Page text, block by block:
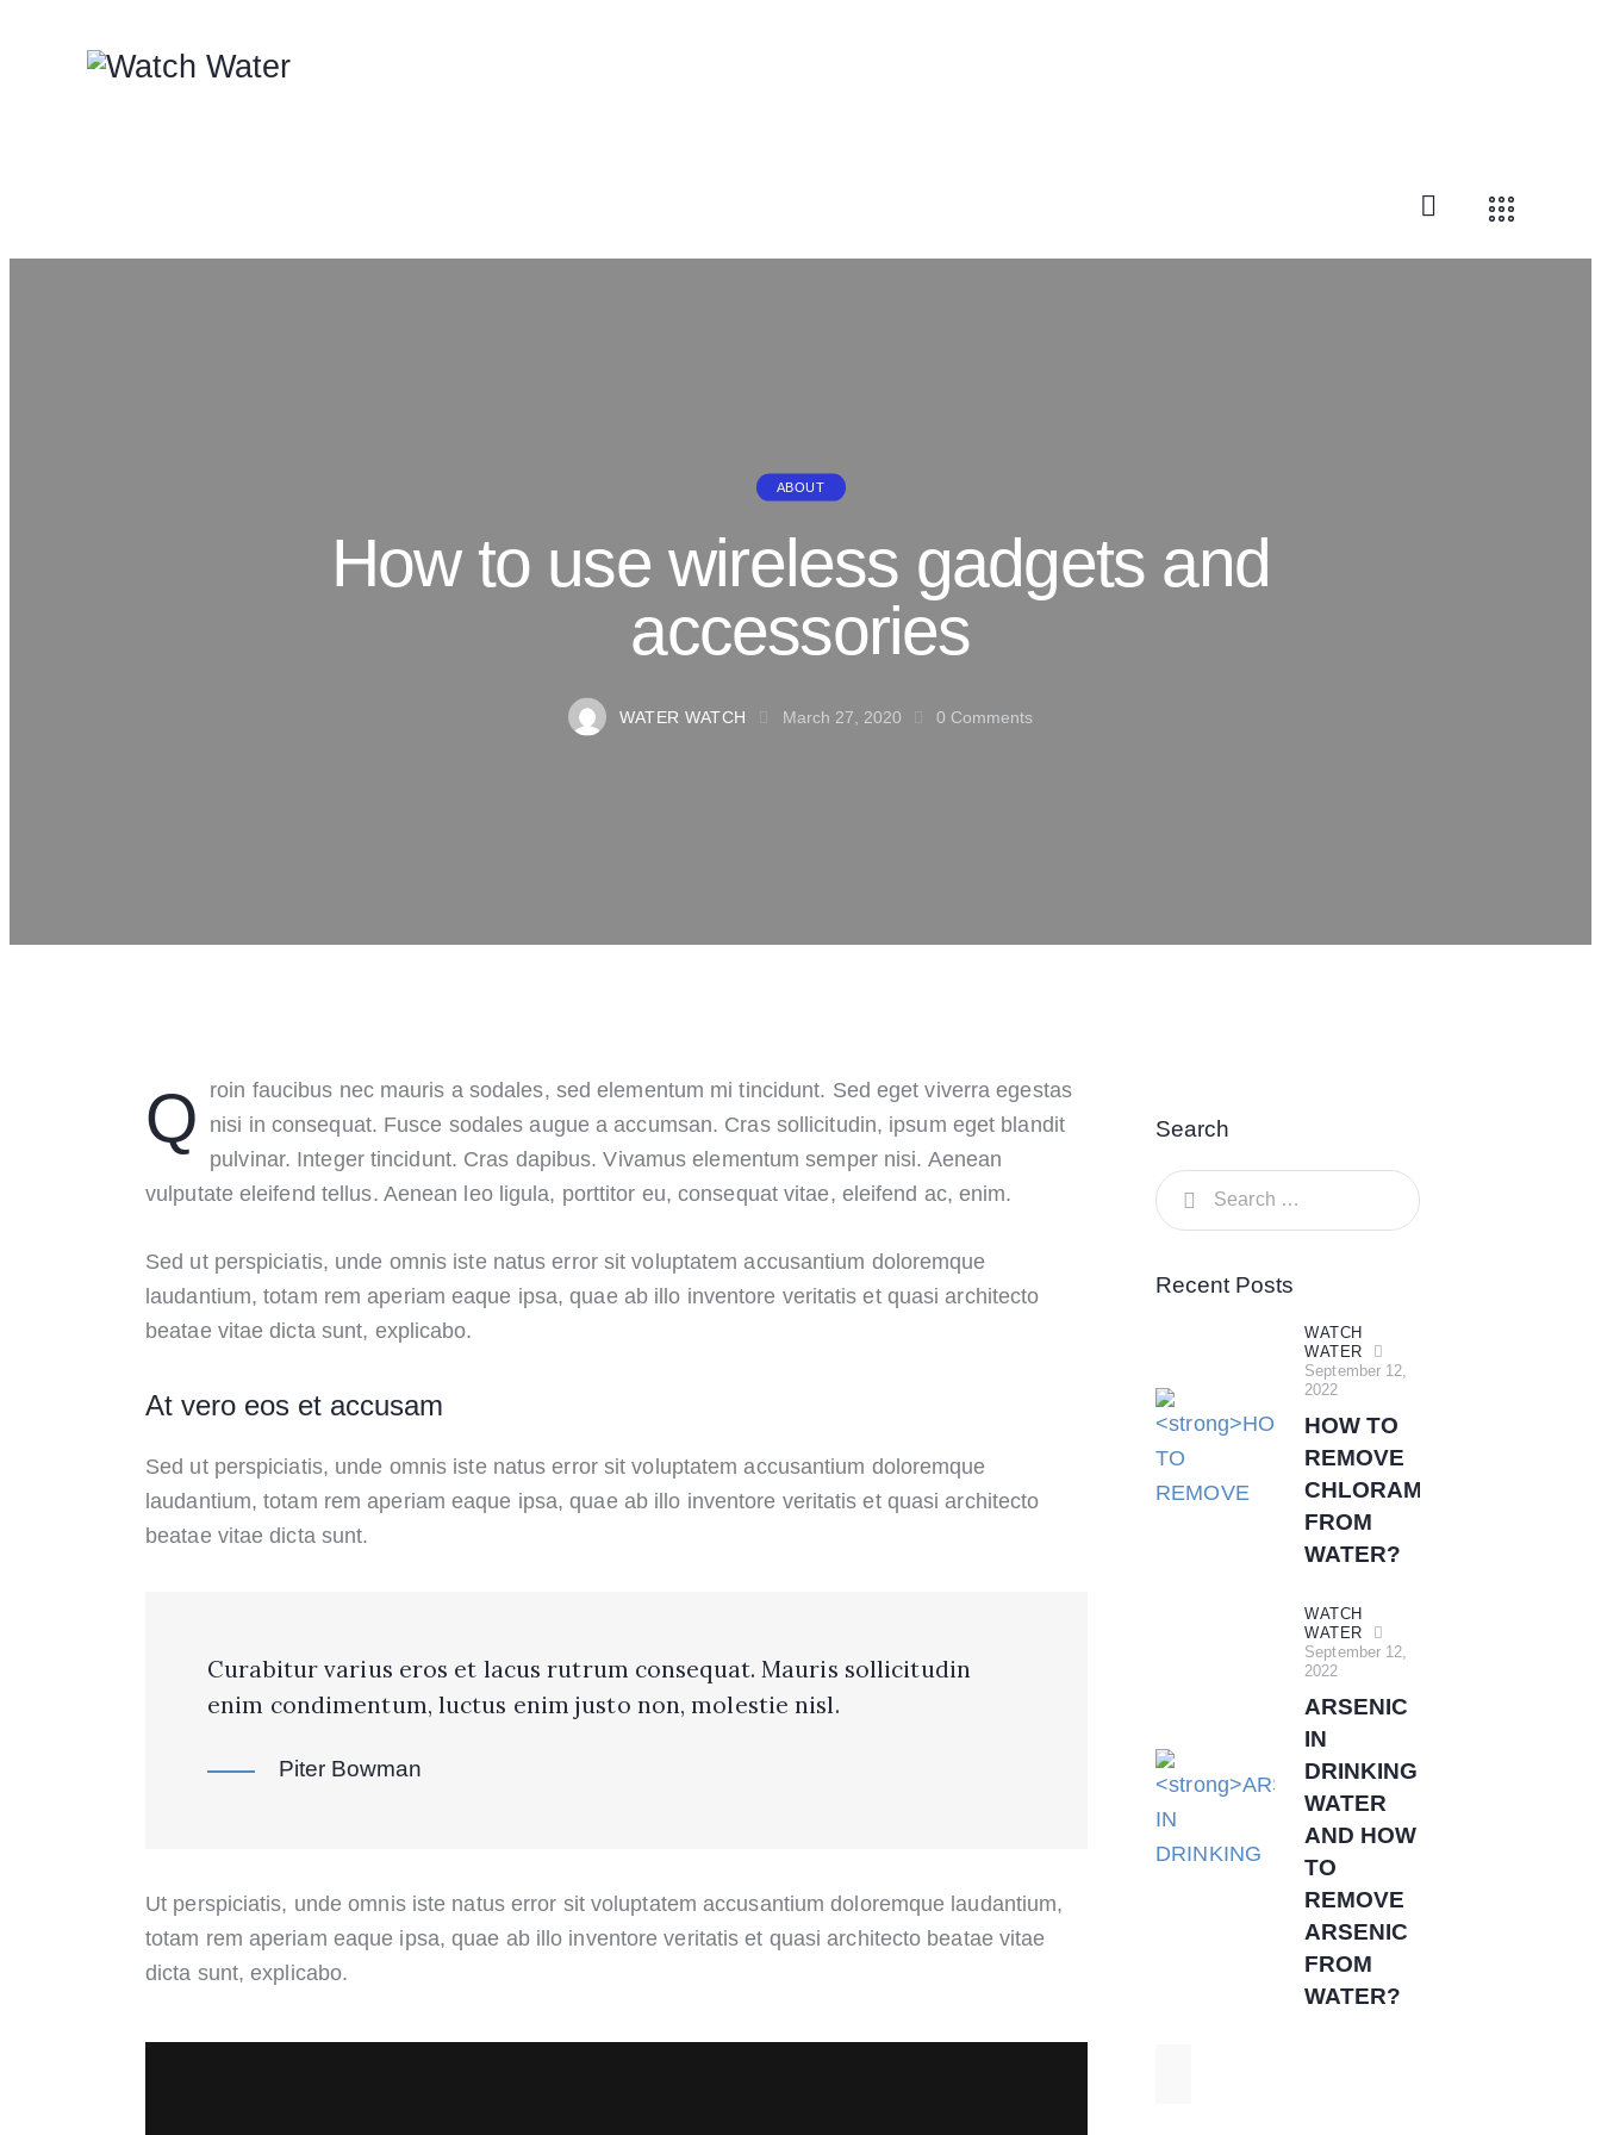
ABOUT
How to use wireless gadgets and
accessories
WATER WATCH March 27, 2020 0 Comments
Qroin faucibus nec mauris a sodales, sed elementum mi tincidunt. Sed eget viverra egestas
nisi in consequat. Fusce sodales augue a accumsan. Cras sollicitudin, ipsum eget blandit
pulvinar. Integer tincidunt. Cras dapibus. Vivamus elementum semper nisi. Aenean
vulputate eleifend tellus. Aenean leo ligula, porttitor eu, consequat vitae, eleifend ac, enim.
Sed ut perspiciatis, unde omnis iste natus error sit voluptatem accusantium doloremque
laudantium, totam rem aperiam eaque ipsa, quae ab illo inventore veritatis et quasi architecto
beatae vitae dicta sunt, explicabo.
At vero eos et accusam
Sed ut perspiciatis, unde omnis iste natus error sit voluptatem accusantium doloremque
laudantium, totam rem aperiam eaque ipsa, quae ab illo inventore veritatis et quasi architecto
beatae vitae dicta sunt.
Curabitur varius eros et lacus rutrum consequat. Mauris sollicitudin
enim condimentum, luctus enim justo non, molestie nisl.
Piter Bowman
Ut perspiciatis, unde omnis iste natus error sit voluptatem accusantium doloremque laudantium,
totam rem aperiam eaque ipsa, quae ab illo inventore veritatis et quasi architecto beatae vitae
dicta sunt, explicabo.
Search
Search
for:
Recent Posts
WATCH
WATER
September 12,
2022
HOW TO
REMOVE
CHLORAMINES
FROM
WATER?
WATCH
WATER
September 12,
2022
ARSENIC
IN
DRINKING
WATER
AND HOW
TO
REMOVE
ARSENIC
FROM
WATER?